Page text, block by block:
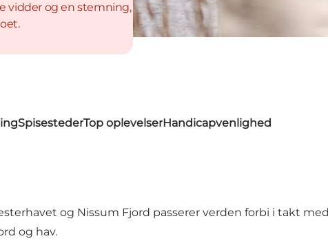
vidder og en stemning,
SpisestederTop oplevelserHandicapvenlighed
og Nissum Fjord passerer verden forbi i takt
og hav.